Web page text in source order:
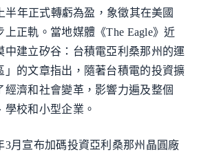
半年正式轉虧為盈，象徵其在美國
正軌。當地媒體《The Eagle》近
中建立矽谷：台積電亞利桑那州的運
」的文章指出，隨著台積電的投資擴
經濟和社會變革，影響力遍及整個
學校和小型企業。
3月宣布加碼投資亞利桑那州晶圓廠